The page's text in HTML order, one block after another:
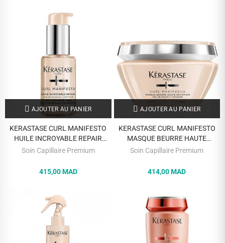
AJOUTER AU PANIER
KERASTASE CURL MANIFESTO
HUILE INCROYABLE REPAIR
50ML
Soin Capillaire Premium
415,00 MAD
AJOUTER AU PANIER
KERASTASE CURL MANIFESTO
MASQUE BEURRE HAUTE
NUTRITION 200 ML
Soin Capillaire Premium
414,00 MAD